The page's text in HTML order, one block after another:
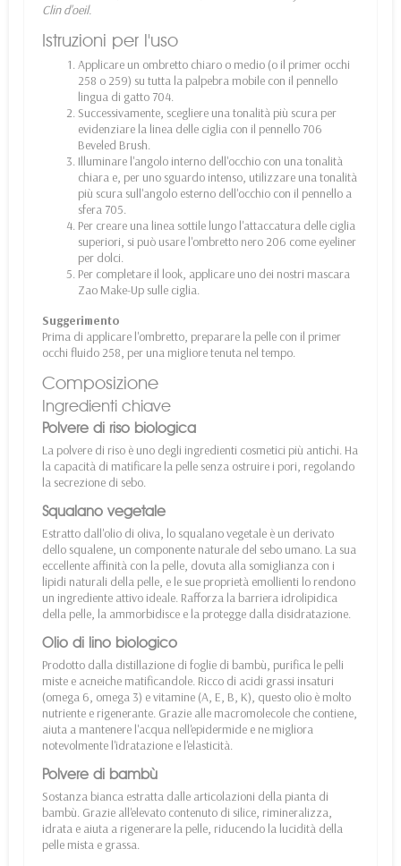
Clin d'oeil.
Istruzioni per l'uso
Applicare un ombretto chiaro o medio (o il primer occhi
258 o 259) su tutta la palpebra mobile con il pennello
lingua di gatto 704.
Successivamente, scegliere una tonalità più scura per
evidenziare la linea delle ciglia con il pennello 706
Beveled Brush.
Illuminare l'angolo interno dell'occhio con una tonalità
chiara e, per uno sguardo intenso, utilizzare una tonalità
più scura sull'angolo esterno dell'occhio con il pennello a
sfera 705.
Per creare una linea sottile lungo l'attaccatura delle ciglia
superiori, si può usare l'ombretto nero 206 come eyeliner
per dolci.
Per completare il look, applicare uno dei nostri mascara
Zao Make-Up sulle ciglia.
Suggerimento
Prima di applicare l'ombretto, preparare la pelle con il primer
occhi fluido 258, per una migliore tenuta nel tempo.
Composizione
Ingredienti chiave
Polvere di riso biologica
La polvere di riso è uno degli ingredienti cosmetici più antichi. Ha
la capacità di matificare la pelle senza ostruire i pori, regolando
la secrezione di sebo.
Squalano vegetale
Estratto dall'olio di oliva, lo squalano vegetale è un derivato
dello squalene, un componente naturale del sebo umano. La sua
eccellente affinità con la pelle, dovuta alla somiglianza con i
lipidi naturali della pelle, e le sue proprietà emollienti lo rendono
un ingrediente attivo ideale. Rafforza la barriera idrolipidica
della pelle, la ammorbidisce e la protegge dalla disidratazione.
Olio di lino biologico
Prodotto dalla distillazione di foglie di bambù, purifica le pelli
miste e acneiche matificandole. Ricco di acidi grassi insaturi
(omega 6, omega 3) e vitamine (A, E, B, K), questo olio è molto
nutriente e rigenerante. Grazie alle macromolecole che contiene,
aiuta a mantenere l'acqua nell'epidermide e ne migliora
notevolmente l'idratazione e l'elasticità.
Polvere di bambù
Sostanza bianca estratta dalle articolazioni della pianta di
bambù. Grazie all'elevato contenuto di silice, rimineralizza,
idrata e aiuta a rigenerare la pelle, riducendo la lucidità della
pelle mista e grassa.